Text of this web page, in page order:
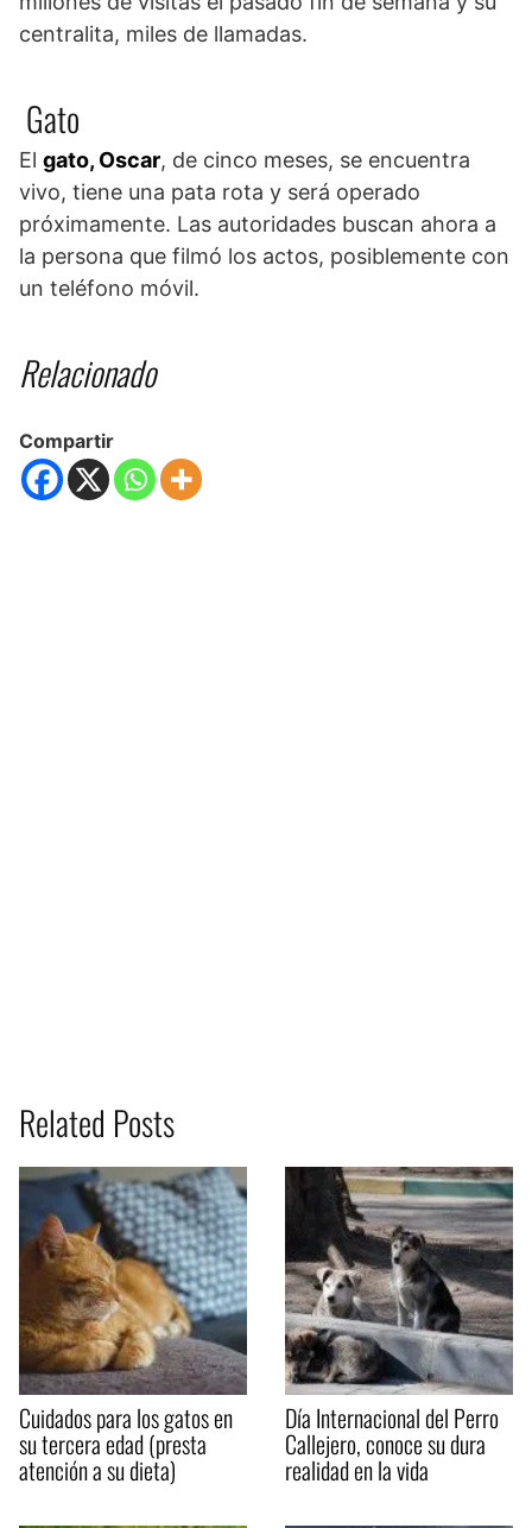
centralita, miles de llamadas.
Gato
El gato, Oscar, de cinco meses, se encuentra
vivo, tiene una pata rota y será operado
próximamente. Las autoridades buscan ahora a
la persona que filmó los actos, posiblemente con
un teléfono móvil.
Relacionado
Compartir
Related Posts
Cuidados para los gatos en
su tercera edad (presta
atención a su dieta)
Día Internacional del Perro
Callejero, conoce su dura
realidad en la vida